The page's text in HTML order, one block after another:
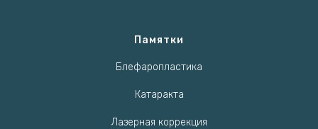
Памятки
Блефаропластика
Катаракта
Лазерная коррекция